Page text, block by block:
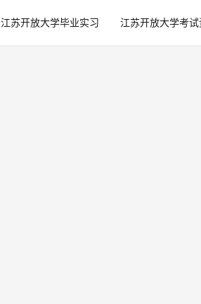
江苏开放大学毕业实习 江苏开放大学考